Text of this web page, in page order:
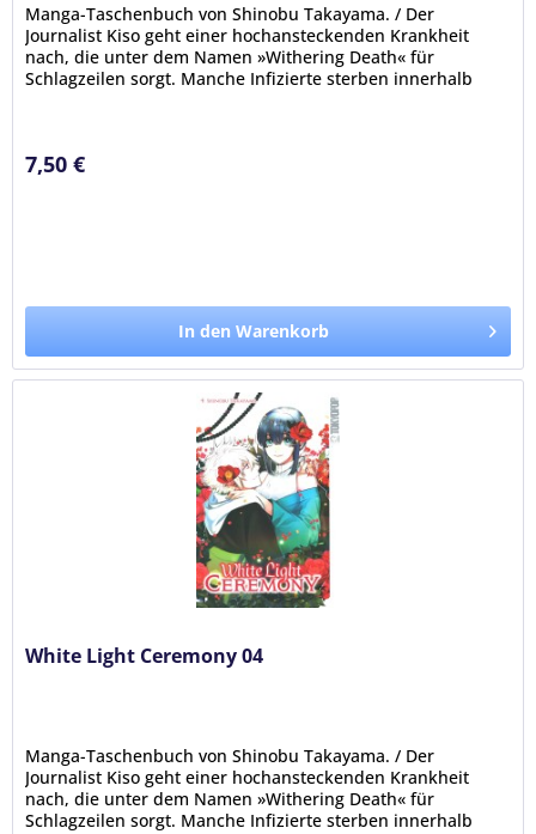
Manga-Taschenbuch von Shinobu Takayama. / Der
Journalist Kiso geht einer hochansteckenden Krankheit
nach, die unter dem Namen »Withering Death« für
Schlagzeilen sorgt. Manche Infizierte sterben innerhalb
7,50 €
In den Warenkorb
White Light Ceremony 04
Manga-Taschenbuch von Shinobu Takayama. / Der
Journalist Kiso geht einer hochansteckenden Krankheit
nach, die unter dem Namen »Withering Death« für
Schlagzeilen sorgt. Manche Infizierte sterben innerhalb